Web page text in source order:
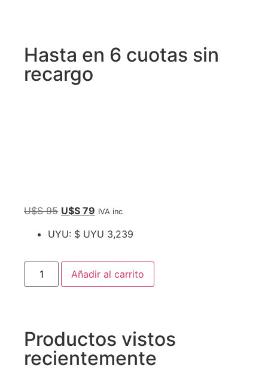
Hasta en 6 cuotas sin
recargo
U$S95 U$S 79 IVA inc
UYU: $ UYU 3,239
Añadir al carrito
Productos vistos
recientemente